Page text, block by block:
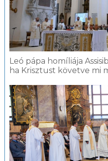
Leó pápa homíliája
ha Krisztust követve mi